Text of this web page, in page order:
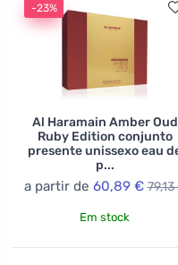
-23%
Al Haramain Amber Oud
Ruby Edition conjunto
presente unissexo eau
p...
a partir de 60,89 €
Em stock